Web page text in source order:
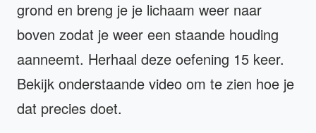
grond en breng je je lichaam weer naar
boven zodat je weer een staande houding
aanneemt. Herhaal deze oefening 15 keer.
Bekijk onderstaande video om te zien hoe je
dat precies doet.